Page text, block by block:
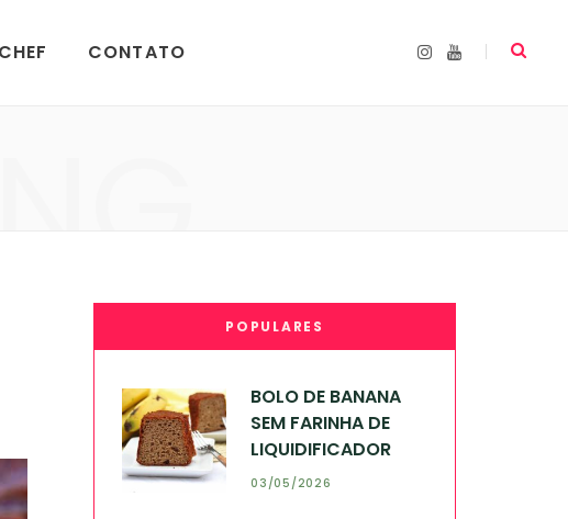
CONTATO
I
Y
POPULARES
BOLO DE BANANA
SEM FARINHA DE
LIQUIDIFICADOR
03/05/2026